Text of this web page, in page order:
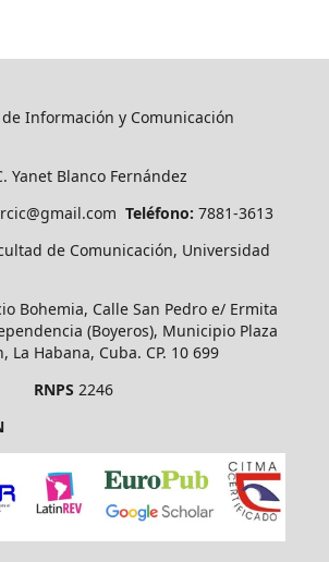
Información y Comunicación
Yanet Blanco Fernández
Teléfono: 7881-3613
de Comunicación, Universidad
Bohemia, Calle San Pedro e/ Ermita
(Boyeros), Municipio Plaza
La Habana, Cuba. CP. 10 699
RNPS 2246